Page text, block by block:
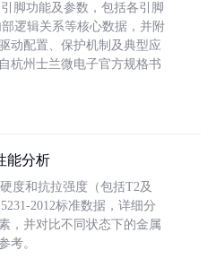
脚功能及参数，包括各引脚
逻辑关系等核心数据，并附
动配置、保护机制及典型应
杭州士兰微电子官方规格书
能分析
度和抗拉强度（包括T2及
2012标准数据，详细分
，并对比不同状态下的金属
考。